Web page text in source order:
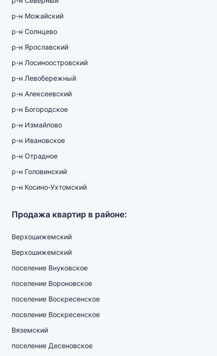
р-н Можайский
р-н Солнцево
р-н Ярославский
р-н Лосиноостровский
р-н Левобережный
р-н Алексеевский
р-н Богородское
р-н Измайлово
р-н Ивановское
р-н Отрадное
р-н Головинский
р-н Косино-Ухтомский
Продажа квартир в районе:
Верхошижемский
Верхошижемский
поселение Внуковское
поселение Вороновское
поселение Воскресенское
поселение Воскресенское
Вяземский
поселение Десеновское